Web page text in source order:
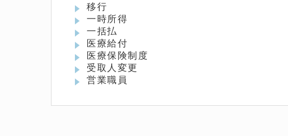
移行
一時所得
一括払
医療給付
医療保険制度
受取人変更
営業職員